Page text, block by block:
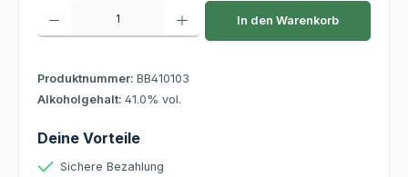
Produkt Anzahl: Gib den gewünschten Wert ein oder benutze die Schaltflächen um
In den Warenkorb
Produktnummer: BB410103
Alkoholgehalt: 41.0% vol.
Deine Vorteile
Sichere Bezahlung